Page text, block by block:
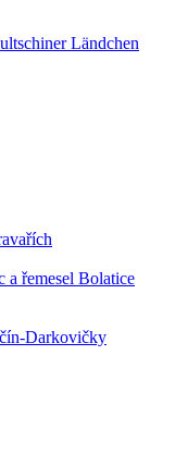
Ländchen
a řemesel Bolatice
Darkovičky